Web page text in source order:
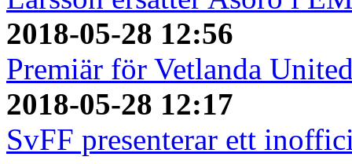
2018-05-28 12:56
Premiär för Vetlanda
2018-05-28 12:17
SvFF presenterar ett